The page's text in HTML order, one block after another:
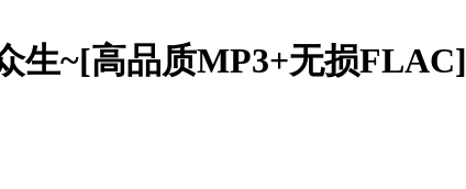
生~[高品质MP3+无损FLAC]